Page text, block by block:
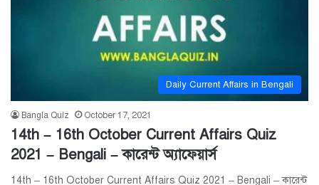
Daily Current Affairs in Bengali
Bangla Quiz October 17, 2021
14th – 16th October Current Affairs Quiz
2021 – Bengali – কারেন্ট অ্যাফেয়ার্স
14th – 16th October Current Affairs Quiz 2021 – Bengali – কারেন্ট